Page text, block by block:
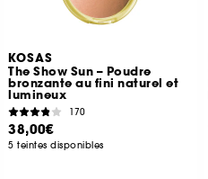
KOSAS
The Show Sun – Poudre
bronzante au fini naturel et
lumineux
170
38,00€
5 teintes disponibles